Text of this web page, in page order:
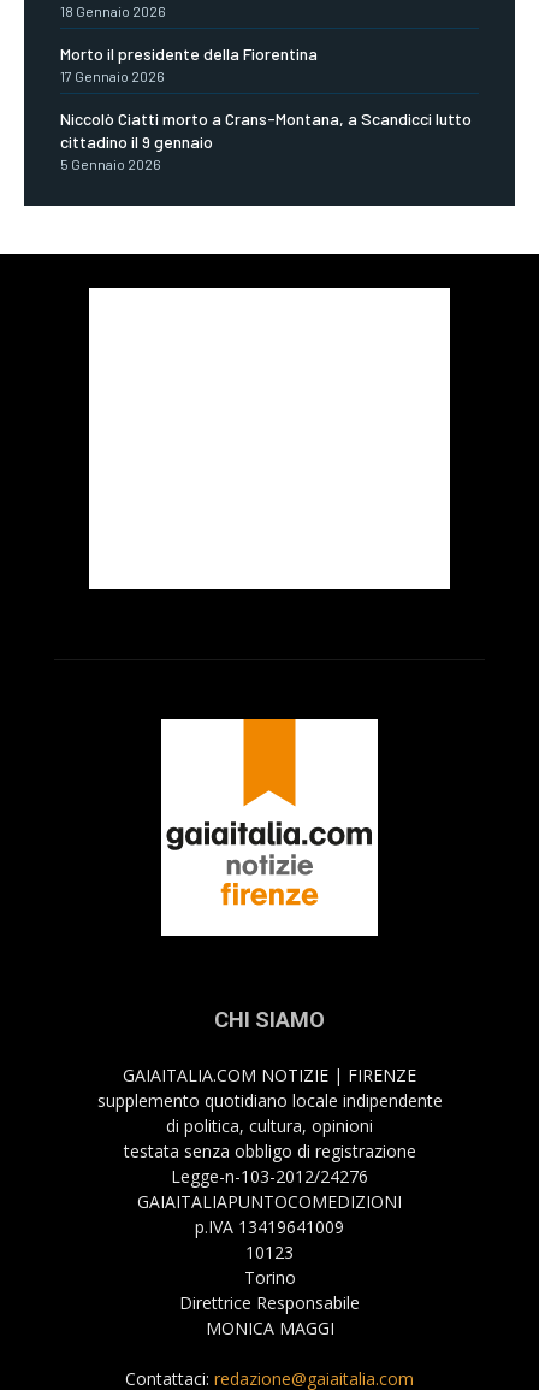
18 Gennaio 2026
Morto il presidente della Fiorentina
17 Gennaio 2026
Niccolò Ciatti morto a Crans-Montana, a Scandicci lutto
cittadino il 9 gennaio
5 Gennaio 2026
CHI SIAMO
GAIAITALIA.COM NOTIZIE | FIRENZE
supplemento quotidiano locale indipendente
di politica, cultura, opinioni
testata senza obbligo di registrazione
Legge-n-103-2012/24276
GAIAITALIAPUNTOCOMEDIZIONI
p.IVA 13419641009
10123
Torino
Direttrice Responsabile
MONICA MAGGI
Contattaci: redazione@gaiaitalia.com